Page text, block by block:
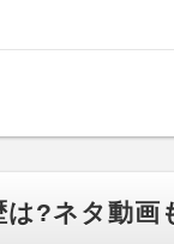
?ネタ動画